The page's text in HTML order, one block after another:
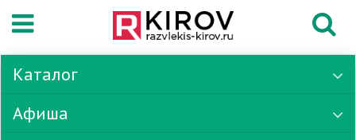
Каталог
Афиша